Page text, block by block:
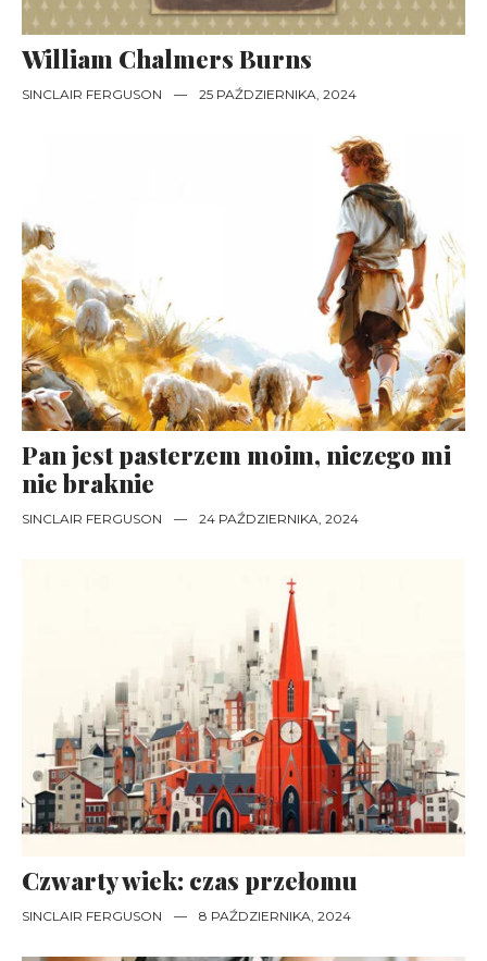
William Chalmers Burns
SINCLAIR FERGUSON — 25 PAŹDZIERNIKA, 2024
Pan jest pasterzem moim, niczego mi
nie braknie
SINCLAIR FERGUSON — 24 PAŹDZIERNIKA, 2024
Czwarty wiek: czas przełomu
SINCLAIR FERGUSON — 8 PAŹDZIERNIKA, 2024